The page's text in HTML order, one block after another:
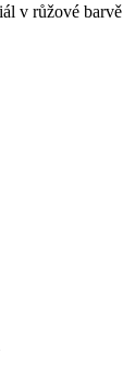
v růžové barvě